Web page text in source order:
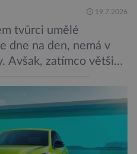
19.7.2026
tvůrci umělé
dne na den, nemá v
Avšak, zatímco většina
na mnohem
některých
příštích dvou let mohly